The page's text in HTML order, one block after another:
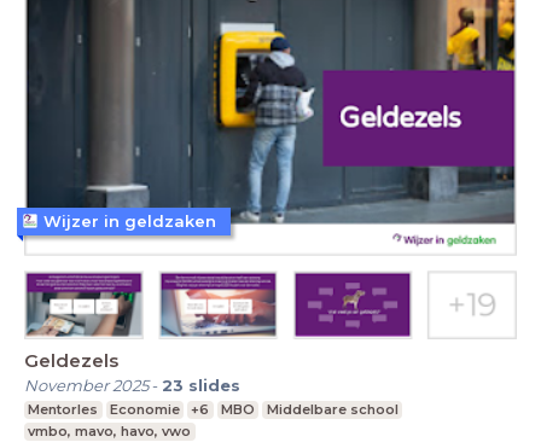
Geldezels
November 2025- 23 slides
Mentorles Economie +6 MBO
Middelbare school
vmbo, mavo, havo, vwo
Wijzer in geldzaken